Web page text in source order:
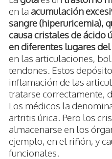
en la acumulación
sangre (hiperuricemia),
causa cristales de ácido
en diferentes lugares
en las articulaciones,
tendones. Estos
inflamación de las
tratarse correctamente,
Los médicos la
artritis úrica. Pero los
almacenarse en los
ejemplo, en el riñón, y
funcionales.